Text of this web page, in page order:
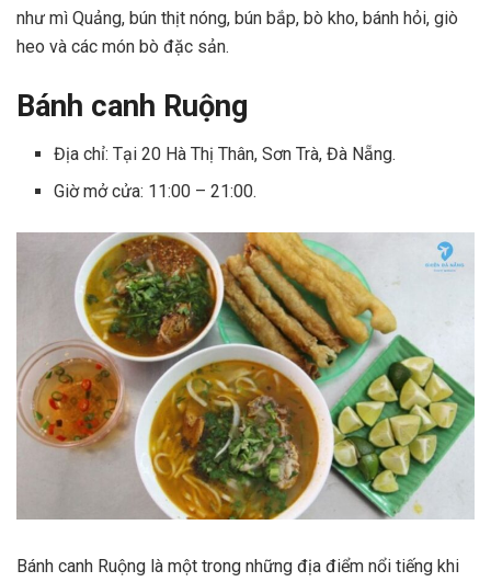
như mì Quảng, bún thịt nóng, bún bắp, bò kho, bánh hỏi, giò
heo và các món bò đặc sản.
Bánh canh Ruộng
Địa chỉ: Tại 20 Hà Thị Thân, Sơn Trà, Đà Nẵng.
Giờ mở cửa: 11:00 – 21:00.
Bánh canh Ruộng là một trong những địa điểm nổi tiếng khi